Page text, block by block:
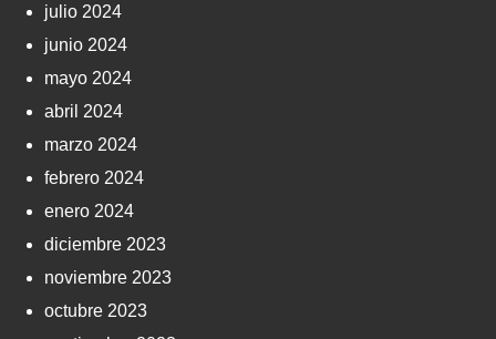
julio 2024
junio 2024
mayo 2024
abril 2024
marzo 2024
febrero 2024
enero 2024
diciembre 2023
noviembre 2023
octubre 2023